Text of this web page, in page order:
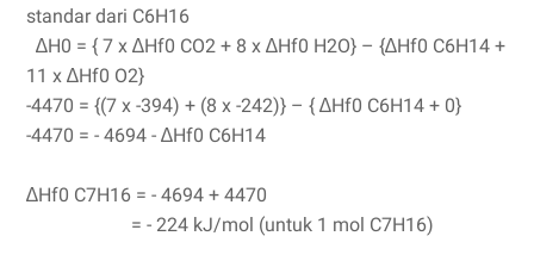
standar dari C6H16
∆H0 = { 7 x ∆Hf0 CO2 + 8 x ∆Hf0 H2O} – {∆Hf0 C6H14 +
11 x ∆Hf0 O2}
-4470 = {(7 x -394) + (8 x -242)} – { ∆Hf0 C6H14 + 0}
-4470 = - 4694 - ∆Hf0 C6H14
∆Hf0 C7H16 = - 4694 + 4470
= - 224 kJ/mol (untuk 1 mol C7H16)